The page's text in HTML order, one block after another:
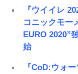
『ウイイレ
コニックモー
EURO 2020”
始
『CoD:ウォ